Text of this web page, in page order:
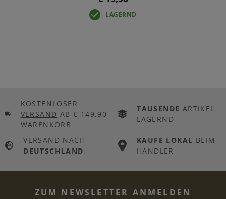
LAGERND
KOSTENLOSER
VERSAND AB € 149,90
WARENKORB
TAUSENDE ARTIKEL
LAGERND
VERSAND NACH
DEUTSCHLAND
KAUFE LOKAL BEIM
HÄNDLER
ZUM NEWSLETTER ANMELDEN